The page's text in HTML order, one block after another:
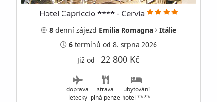
Hotel Capriccio **** - Cervia
8 denní zájezd Emilia Romagna
Itálie
6 termínů od 8. srpna 2026
Již od 22 800 Kč
doprava
letecky
strava
plná penze
ubytování
hotel ****